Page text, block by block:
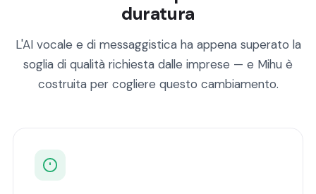
duratura
L'AI vocale e di messaggistica ha appena superato la
soglia di qualità richiesta dalle imprese — e Mihu è
costruita per cogliere questo cambiamento.